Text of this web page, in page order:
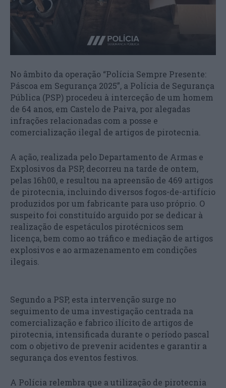
No âmbito da operação “Polícia Sempre Presente:
Páscoa em Segurança 2025”, a Polícia de Segurança
Pública (PSP) procedeu à interceção de um homem
de 64 anos, em Castelo de Paiva, por alegadas
infrações relacionadas com a posse e
comercialização ilegal de artigos de pirotecnia.
A ação, realizada pelo Departamento de Armas e
Explosivos da PSP, decorreu na tarde de ontem,
pelas 16h00, e resultou na apreensão de 469 artigos
de pirotecnia, incluindo diversos fogos-de-artifício
produzidos por um fabricante para uso próprio. O
suspeito foi constituído arguido por se dedicar à
realização de espetáculos pirotécnicos sem
licença, bem como ao tráfico e mediação de artigos
explosivos e ao armazenamento em condições
ilegais.
Segundo a PSP, esta intervenção surge no
seguimento de uma investigação centrada na
comercialização e fabrico ilícito de artigos de
pirotecnia, intensificada durante o período pascal
com o objetivo de prevenir acidentes e garantir a
segurança dos eventos festivos.
A Polícia relembra que a utilização de pirotecnia